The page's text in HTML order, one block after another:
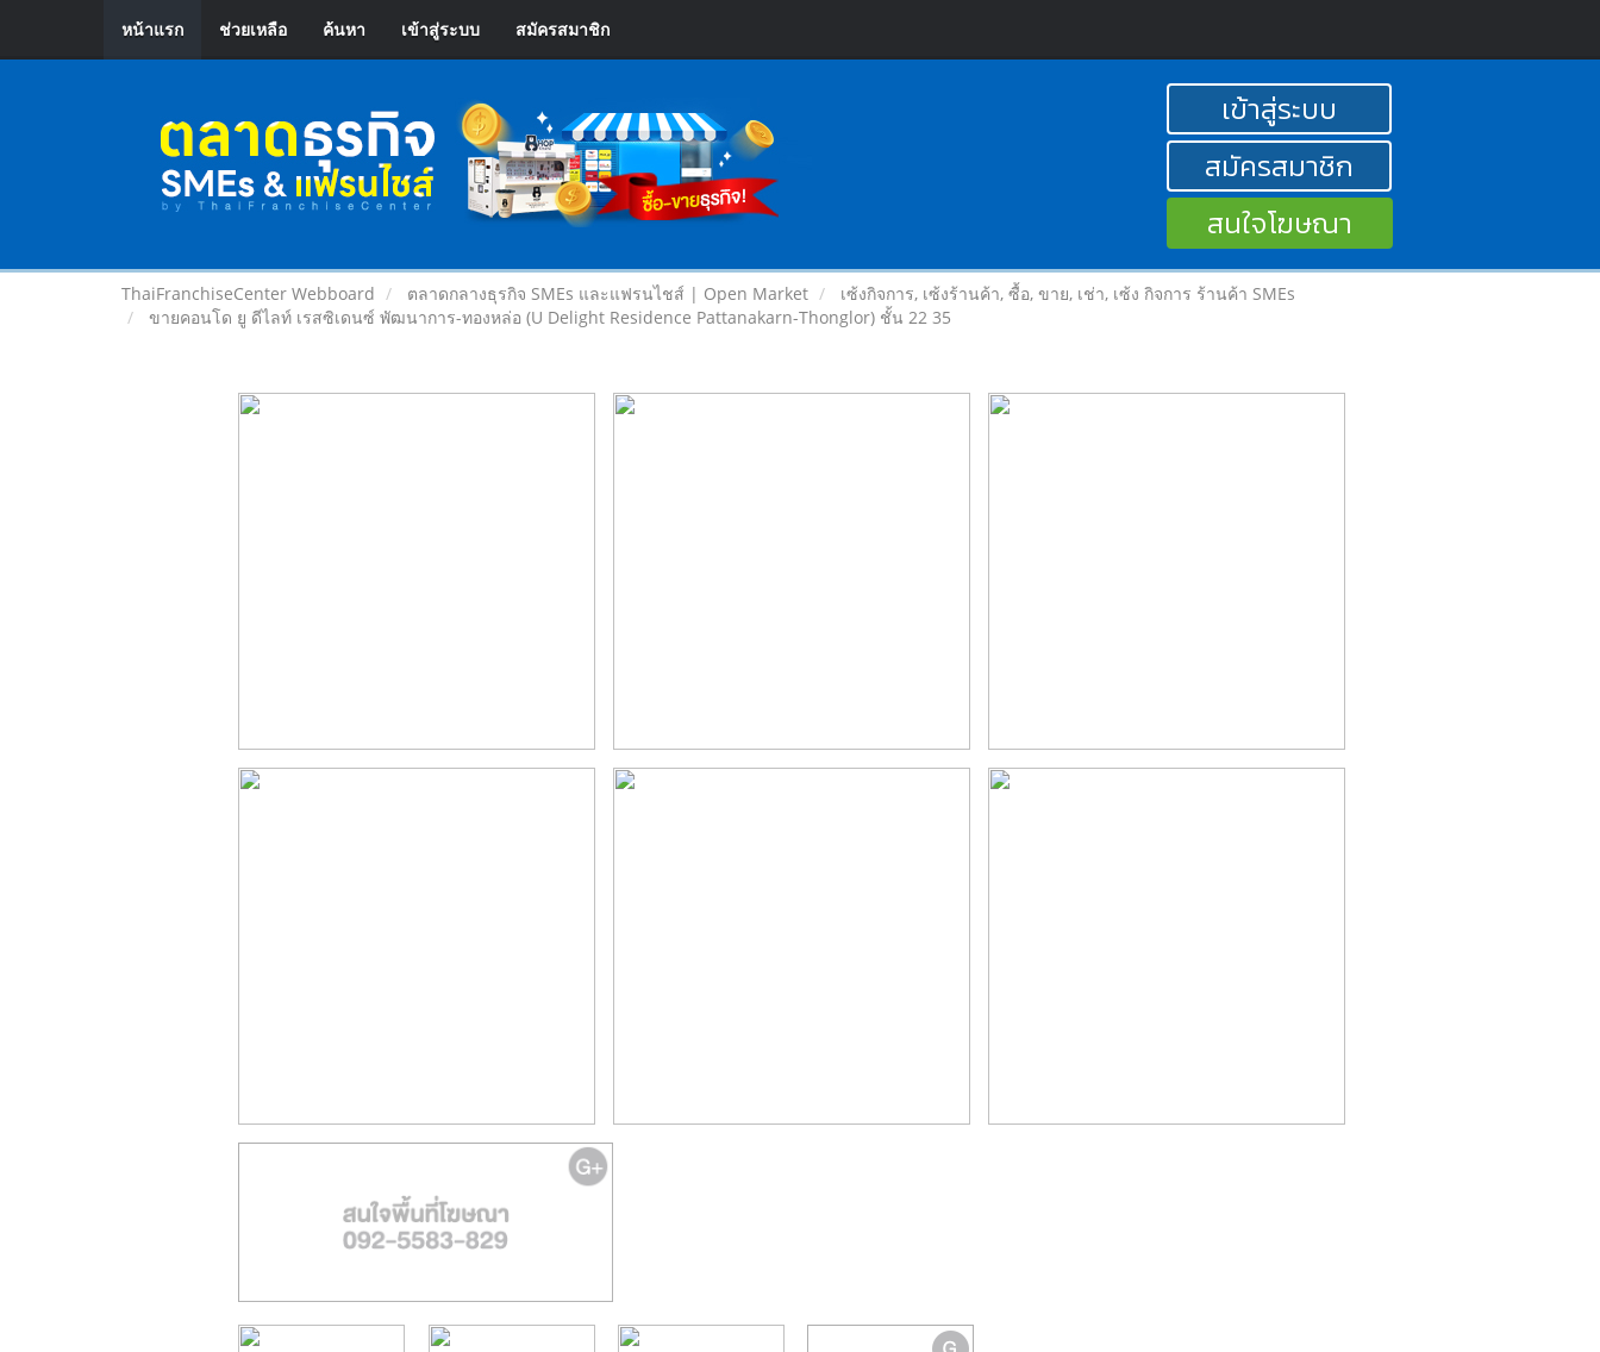
หน้าแรก ช่วยเหลือ ค้นหา เข้าสู่ระบบ สมัครสมาชิก
เข้าสู่ระบบ
สมัครสมาชิก
สนใจโฆษณา
ThaiFranchiseCenter Webboard ตลาดกลางธุรกิจ SMEs และแฟรนไชส์ | Open Market
เซ้งกิจการ, เซ้งร้านค้า, ซื้อ, ขาย, เช่า, เซ้ง กิจการ ร้านค้า SMEs
ขายคอนโด ยู ดีไลท์ เรสซิเดนซ์ พัฒนาการ-ทองหล่อ (U Delight Residence Pattanakarn-Thonglor) ชั้น 22 35